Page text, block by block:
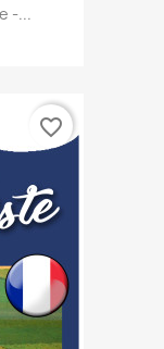
-...
favorite_border